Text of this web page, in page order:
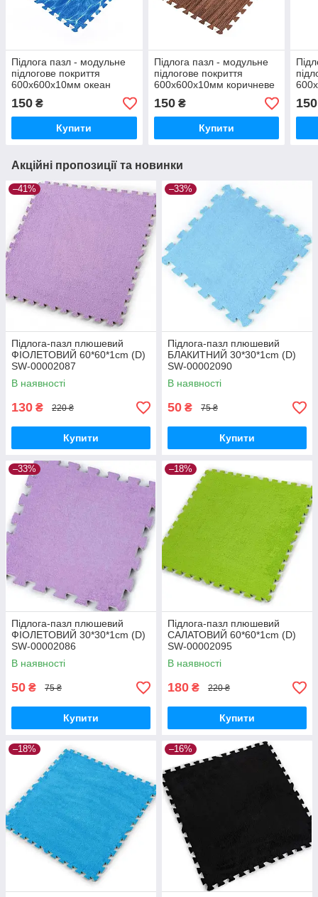
Підлога пазл - модульне
підлогове покриття
600x600x10мм океан
(МР5) SW-00000141
150 ₴
Купити
Підлога пазл - модульне
підлогове покриття
600x600x10мм коричневе
дерево (МР6) SW-
00000204
150₴
Купити
150
Акційні пропозиції та новинки
–41%
Підлога-пазл плюшевий
ФІОЛЕТОВИЙ 60*60*1cm (D)
SW-00002087
В наявності
130 ₴ 220 ₴
Купити
–33%
Підлога-пазл плюшевий
БЛАКИТНИЙ 30*30*1cm (D)
SW-00002090
В наявності
50 ₴ 75 ₴
Купити
–33%
Підлога-пазл плюшевий
ФІОЛЕТОВИЙ 30*30*1cm (D)
SW-00002086
В наявності
50 ₴ 75 ₴
Купити
–18%
Підлога-пазл плюшевий
САЛАТОВИЙ 60*60*1cm (D)
SW-00002095
В наявності
180 ₴ 220 ₴
Купити
–18% –16%